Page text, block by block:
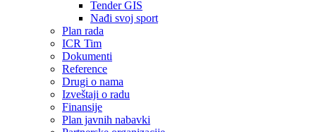
Tender GIS
Nađi svoj sport
Plan rada
ICR Tim
Dokumenti
Reference
Drugi o nama
Izveštaji o radu
Finansije
Plan javnih nabavki